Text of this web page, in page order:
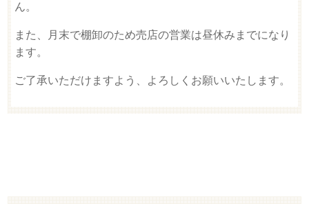
ん。
また、月末で棚卸のため売店の営業は昼休みまでになり
ます。
ご了承いただけますよう、よろしくお願いいたします。